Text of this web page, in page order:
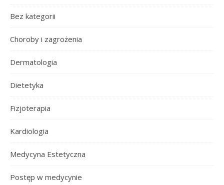
Bez kategorii
Choroby i zagrożenia
Dermatologia
Dietetyka
Fizjoterapia
Kardiologia
Medycyna Estetyczna
Postęp w medycynie